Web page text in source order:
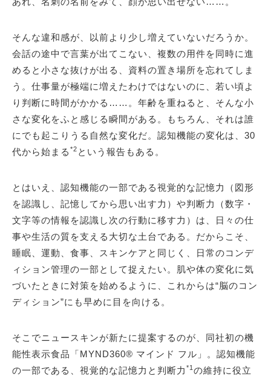
そんな違和感が、以前より少し増えていないだろうか。
会話の途中で言葉が出てこない、複数の用件を同時に進
めると小さな抜けが出る、資料の置き場所を忘れてしま
う。仕事量が極端に増えたわけではないのに、若い頃よ
り判断に時間がかかる……。年齢を重ねると、そんな小
さな変化をふと感じる瞬間がある。もちろん、それは誰
にでも起こりうる自然な変化だ。認知機能の変化は、30
代から始まる *2 という報告もある。
とはいえ、認知機能の一部である視覚的な記憶力（図形
を認識し、記憶してから思い出す力）や判断力（数字・
文字等の情報を認識し次の行動に移す力）は、日々の仕
事や生活の質を支える大切な土台である。だからこそ、
睡眠、運動、食事、スキンケアと同じく、日常のコンデ
ィション管理の一部として捉えたい。肌や体の変化に気
づいたときに対策を始めるように、これからは“脳のコン
ディション”にも早めに目を向ける。
そこでニュースキンが新たに提案するのが、同社初の機
能性表示食品「MYND360® マインド フル」。認知機能
の一部である、視覚的な記憶力と判断力 *1 の維持に役立